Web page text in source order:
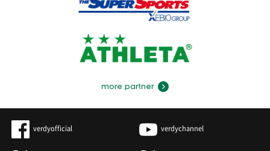
more partner
verdyofficial verdychannel